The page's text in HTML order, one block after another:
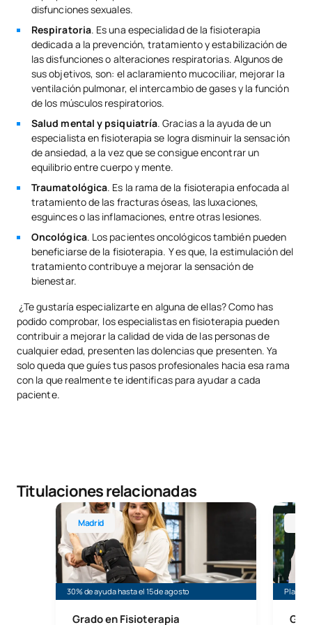
disfunciones sexuales.
Respiratoria. Es una especialidad de la fisioterapia
dedicada a la prevención, tratamiento y estabilización de
las disfunciones o alteraciones respiratorias. Algunos de
sus objetivos, son: el aclaramiento mucociliar, mejorar la
ventilación pulmonar, el intercambio de gases y la función
de los músculos respiratorios.
Salud mental y psiquiatría. Gracias a la ayuda de un
especialista en fisioterapia se logra disminuir la sensación
de ansiedad, a la vez que se consigue encontrar un
equilibrio entre cuerpo y mente.
Traumatológica. Es la rama de la fisioterapia enfocada al
tratamiento de las fracturas óseas, las luxaciones,
esguinces o las inflamaciones, entre otras lesiones.
Oncológica. Los pacientes oncológicos también pueden
beneficiarse de la fisioterapia. Y es que, la estimulación del
tratamiento contribuye a mejorar la sensación de
bienestar.
¿Te gustaría especializarte en alguna de ellas? Como has
podido comprobar, los especialistas en fisioterapia pueden
contribuir a mejorar la calidad de vida de las personas de
cualquier edad, presenten las dolencias que presenten. Ya
solo queda que guíes tus pasos profesionales hacia esa rama
con la que realmente te identificas para ayudar a cada
paciente.
Titulaciones relacionadas
Madrid
30% de ayuda hasta el 15 de agosto
Grado en Fisioterapia
Grado en Fisioterapia
Plazas
Grado